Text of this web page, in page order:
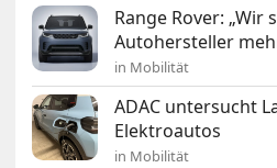
Range Rover:
Autohersteller
in Mobilität
ADAC untersucht
Elektroautos
in Mobilität